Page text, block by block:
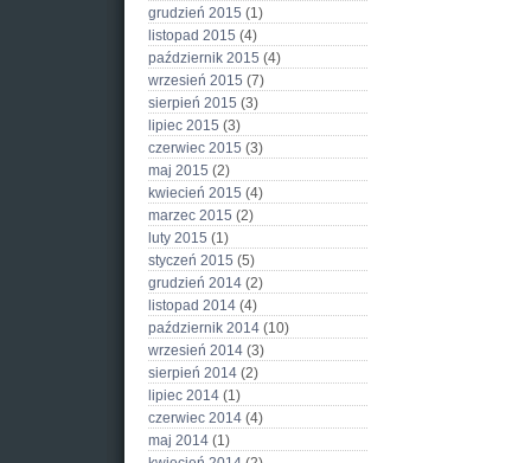
grudzień 2015 (1)
listopad 2015 (4)
październik 2015 (4)
wrzesień 2015 (7)
sierpień 2015 (3)
lipiec 2015 (3)
czerwiec 2015 (3)
maj 2015 (2)
kwiecień 2015 (4)
marzec 2015 (2)
luty 2015 (1)
styczeń 2015 (5)
grudzień 2014 (2)
listopad 2014 (4)
październik 2014 (10)
wrzesień 2014 (3)
sierpień 2014 (2)
lipiec 2014 (1)
czerwiec 2014 (4)
maj 2014 (1)